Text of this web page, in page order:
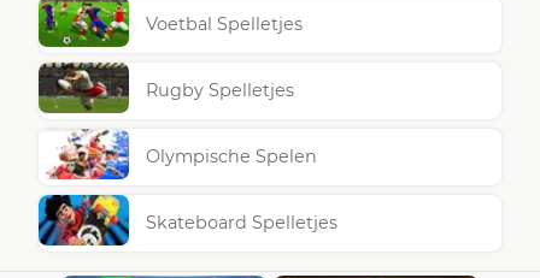
Voetbal Spelletjes
Rugby Spelletjes
Olympische Spelen
Skateboard Spelletjes